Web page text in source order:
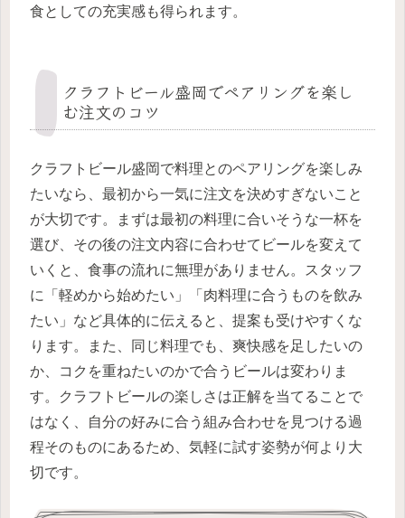
食としての充実感も得られます。
クラフトビール盛岡でペアリングを楽し
む注文のコツ
クラフトビール盛岡で料理とのペアリングを楽しみ
たいなら、最初から一気に注文を決めすぎないこと
が大切です。まずは最初の料理に合いそうな一杯を
選び、その後の注文内容に合わせてビールを変えて
いくと、食事の流れに無理がありません。スタッフ
に「軽めから始めたい」「肉料理に合うものを飲み
たい」など具体的に伝えると、提案も受けやすくな
ります。また、同じ料理でも、爽快感を足したいの
か、コクを重ねたいのかで合うビールは変わりま
す。クラフトビールの楽しさは正解を当てることで
はなく、自分の好みに合う組み合わせを見つける過
程そのものにあるため、気軽に試す姿勢が何より大
切です。